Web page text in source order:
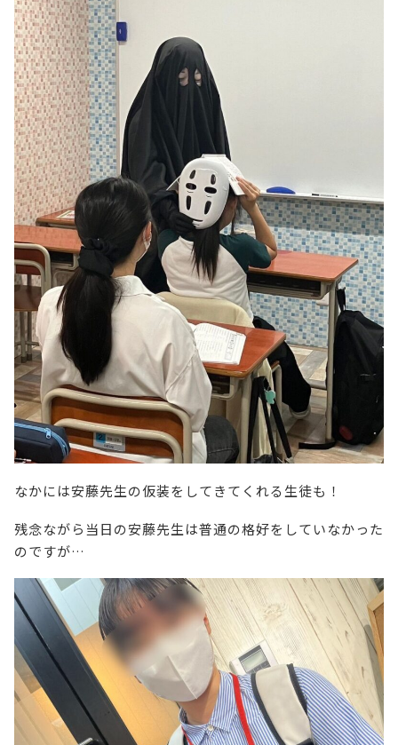
なかには安藤先生の仮装をしてきてくれる生徒も！
残念ながら当日の安藤先生は普通の格好をしていなかった
のですが…